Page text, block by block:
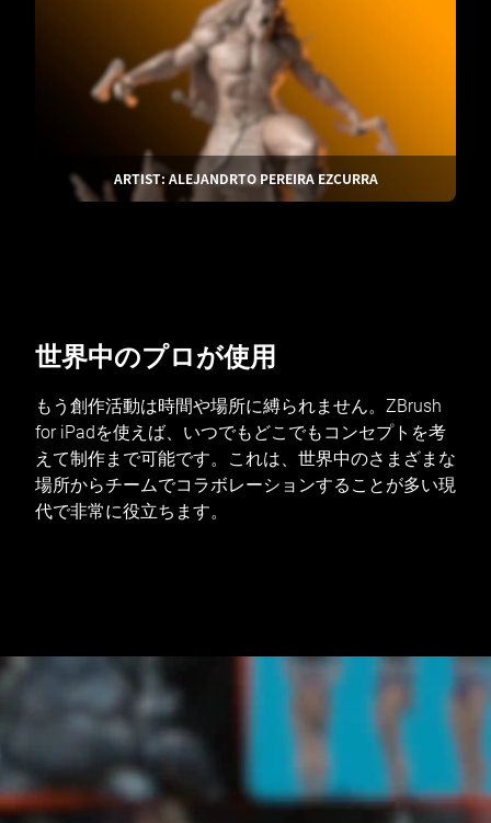
ARTIST: ALEJANDRTO PEREIRA EZCURRA
世界中のプロが使用
もう創作活動は時間や場所に縛られません。ZBrush
for iPadを使えば、いつでもどこでもコンセプトを考
えて制作まで可能です。これは、世界中のさまざまな
場所からチームでコラボレーションすることが多い現
代で非常に役立ちます。